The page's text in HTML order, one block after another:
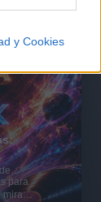
y Cookies
para
mira